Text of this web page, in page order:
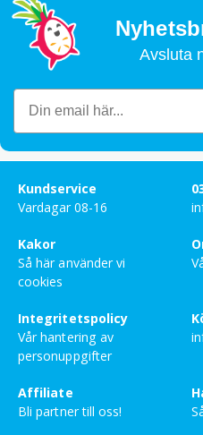
Bo Ohlén februari 17, 2025
Margareta Janner–januari
Mahamed Muqtar
Eva Cecilia Rosén
Väldigt god.
Kjell Andreas Flodman
Avsluta
Kundservice
Vardagar 08-16
Kakor
Så här använder vi
cookies
Integritetspolicy
Vår hantering av
personuppgifter
Affiliate
Bli partner till oss!